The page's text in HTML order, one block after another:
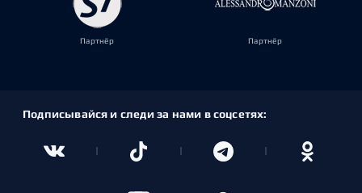
Партнёр Партнёр
Подписывайся и следи за нами в соцсетях: